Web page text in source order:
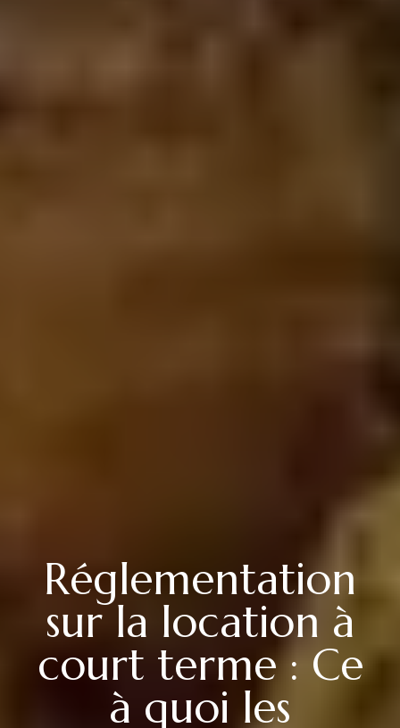
Réglementation
sur la location à
court terme : Ce
à quoi les